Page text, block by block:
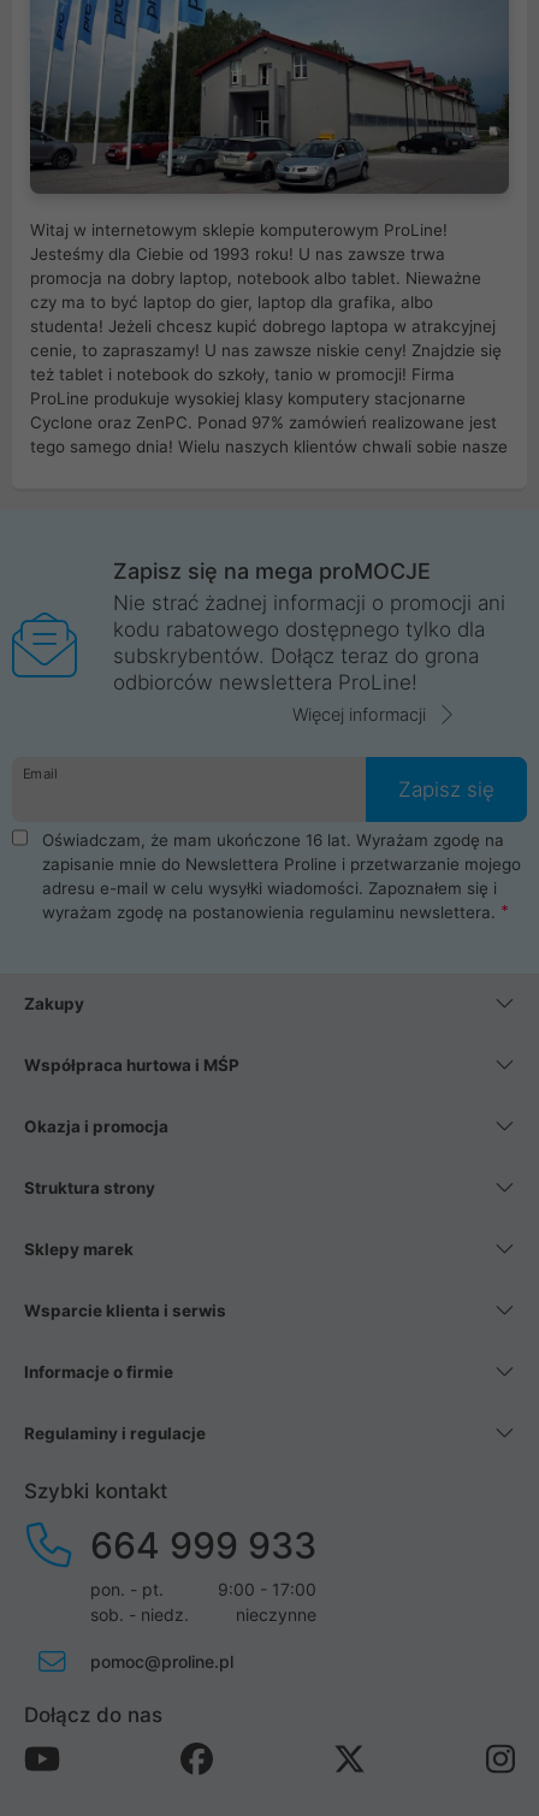
Witaj w internetowym sklepie komputerowym ProLine!
Jesteśmy dla Ciebie od 1993 roku! U nas zawsze trwa
promocja na dobry laptop, notebook albo tablet. Nieważne
czy ma to być laptop do gier, laptop dla grafika, albo
studenta! Jeżeli chcesz kupić dobrego laptopa w atrakcyjnej
cenie, to zapraszamy! U nas zawsze niskie ceny! Znajdzie się
też tablet i notebook do szkoły, tanio w promocji! Firma
ProLine produkuje wysokiej klasy komputery stacjonarne
Cyclone oraz ZenPC. Ponad 97% zamówień realizowane jest
tego samego dnia! Wielu naszych klientów chwali sobie nasze
Wrocław, Poznań, Legnica, Katowice, Gliwice, Kalisz, Bytom,
Trzebnica, Opole. Szybka i profesjonalna obsługa!
ProLine to polska firma ze 100% polskim kapitałem. Działamy
legalnie i płacimy podatki w naszym kraju! Posiadamy siedzibę
główną w Mirkowie oraz salony na terenie kraju. Cała
komunikacja ze sklepem komputerowym ProLine jest
danych osobowych. Dlatego zakup notebooka albo laptopa w
ProLine to czysta przyjemność i pełne bezpieczeństwo.
Zaopatrzysz się u nas w akcesoria i części komputerowe
takie jak procesory, karty graficzne, płyty główne, pamięci,
dyski SSD, M.2 oraz HDD. Nasi pracownicy pomogą Ci wybrać
najlepszy zasilacz komputerowy oraz obudowę do komputera.
Poza komputerami mamy również najlepsze na rynku
Smartfony takich producentów jak Xiaomi, Apple, Samsung i
wentylatory. Na koniec mając już to wszystko, możesz
Zapisz się na mega proMOCJE
Nie strać żadnej informacji o promocji ani
kodu rabatowego dostępnego tylko dla
subskrybentów. Dołącz teraz do grona
odbiorców newslettera ProLine!
Więcej informacji
Email
Zapisz się
Oświadczam, że mam ukończone 16 lat. Wyrażam zgodę na
zapisanie mnie do Newslettera Proline i przetwarzanie mojego
adresu e-mail w celu wysyłki wiadomości. Zapoznałem się i
wyrażam zgodę na postanowienia regulaminu newslettera.
Zakupy
Współpraca hurtowa i MŚP
Okazja i promocja
Struktura strony
Sklepy marek
Wsparcie klienta i serwis
Informacje o firmie
Regulaminy i regulacje
Szybki kontakt
664 999 933
pon. - pt.
9:00 - 17:00
sob. - niedz.
nieczynne
pomoc@proline.pl
Dołącz do nas